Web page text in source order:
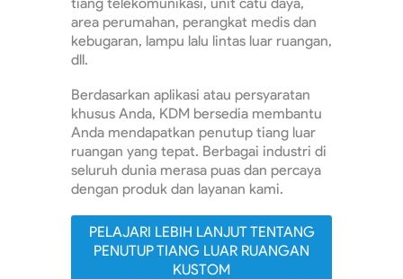
area perumahan, perangkat medis dan
kebugaran, lampu lalu lintas luar ruangan,
dll.
Berdasarkan aplikasi atau persyaratan
khusus Anda, KDM bersedia membantu
Anda mendapatkan penutup tiang luar
ruangan yang tepat. Berbagai industri di
seluruh dunia merasa puas dan percaya
dengan produk dan layanan kami.
PELAJARI LEBIH LANJUT TENTANG
PENUTUP TIANG LUAR RUANGAN
KUSTOM